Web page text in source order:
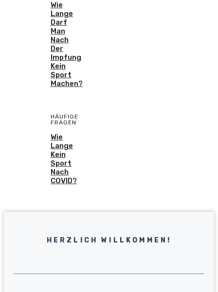
Wie
Lange
Darf
Man
Nach
Der
Impfung
Kein
Sport
Machen?
HÄUFIGE
FRAGEN
Wie
Lange
Kein
Sport
Nach
COVID?
HERZLICH WILLKOMMEN!